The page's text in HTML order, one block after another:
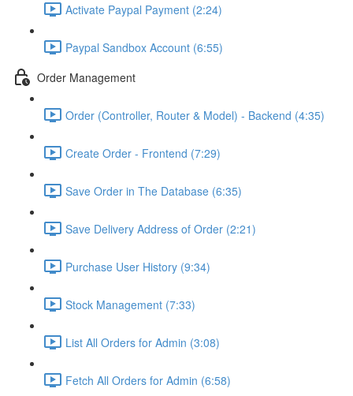
Activate Paypal Payment (2:24)
Paypal Sandbox Account (6:55)
Order Management
Order (Controller, Router & Model) - Backend (4:35)
Create Order - Frontend (7:29)
Save Order in The Database (6:35)
Save Delivery Address of Order (2:21)
Purchase User History (9:34)
Stock Management (7:33)
List All Orders for Admin (3:08)
Fetch All Orders for Admin (6:58)